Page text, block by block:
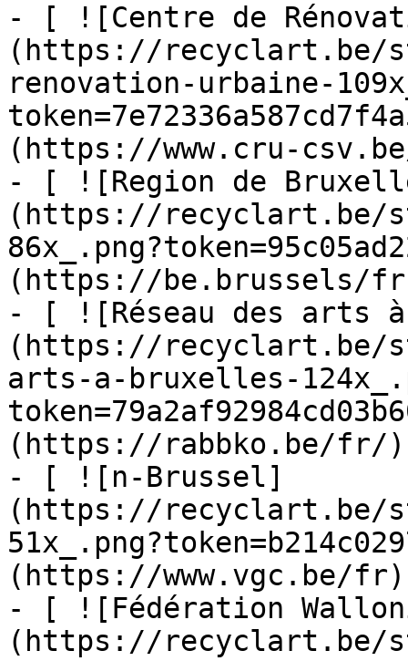
- [ ![Centre de
(https://recyclart.be/
renovation-urbaine-
(https://www.cru-
- [ ![Region de
(https://recyclart.be/
(https://be.brussels/
- [ ![Réseau des arts
(https://recyclart.be/
arts-a-bruxelles-
(https://rabbko.be/fr/)
- [ ![n-Brussel]
(https://recyclart.be/
(https://www.vgc.be/fr)
- [ ![Fédération
(https://recyclart.be/